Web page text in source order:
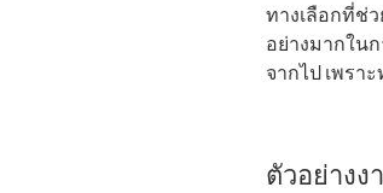
ทางเลือกที่ช่
อย่างมากใน
จากไป เพรา
ตัวอย่าง